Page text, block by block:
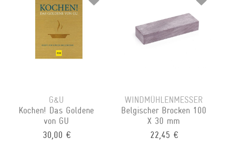
G&U
Kochen! Das Goldene
von GU
30,00 €
WINDMÜHLENMESSER
Belgischer Brocken 100
X 30 mm
22,45 €